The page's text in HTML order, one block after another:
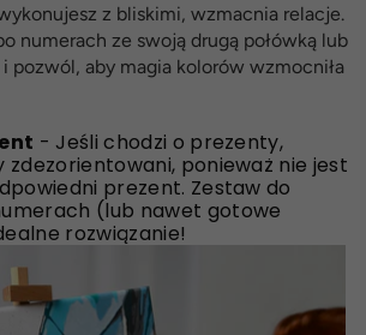
z bliskimi, wzmacnia relacje.
numerach ze swoją drugą połówką lub
pozwól, aby magia kolorów wzmocniła
- Jeśli chodzi o prezenty,
ponieważ nie jest
prezent. Zestaw do
(lub nawet gotowe
rozwiązanie!